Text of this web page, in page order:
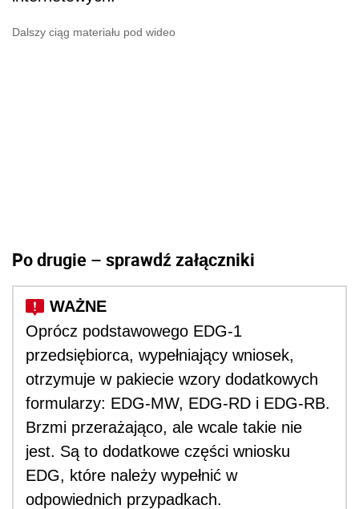
Dalszy ciąg materiału pod wideo
Po drugie – sprawdź załączniki
Oprócz podstawowego EDG-1
przedsiębiorca, wypełniający wniosek,
otrzymuje w pakiecie wzory dodatkowych
formularzy: EDG-MW, EDG-RD i EDG-RB.
Brzmi przerażająco, ale wcale takie nie
jest. Są to dodatkowe części wniosku
EDG, które należy wypełnić w
odpowiednich przypadkach.